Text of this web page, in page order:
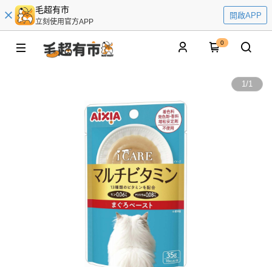
毛超有市
立刻使用官方APP
開啟APP
0
1/1